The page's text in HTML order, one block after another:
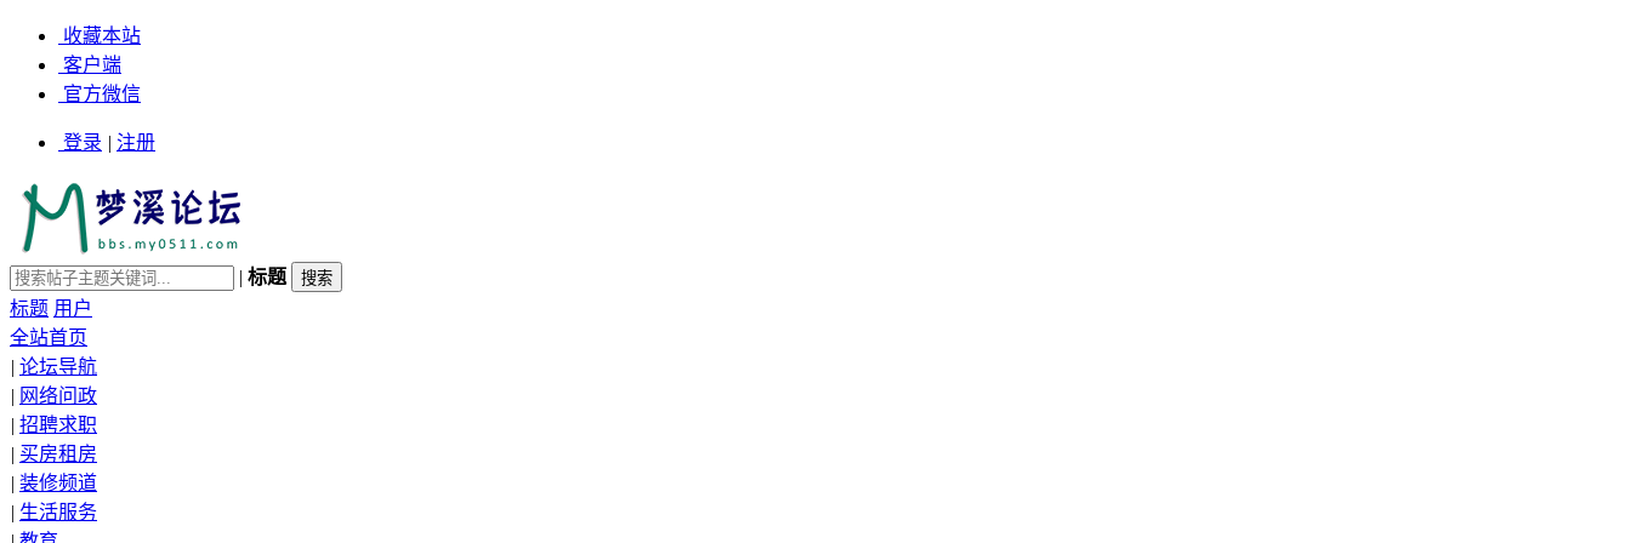
收藏本站
客户端
官方微信
登录 | 注册
| 标题
标题 用户
全站首页
| 论坛导航
| 网络问政
| 招聘求职
| 买房租房
| 装修频道
| 生活服务